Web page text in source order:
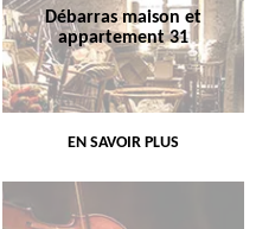
Débarras maison et
appartement 31
EN SAVOIR PLUS